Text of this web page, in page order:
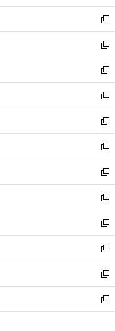
開
く
ウ
で
開
く
ン
ド
ウ
で
開
く
新
し
い
ウ
ィ
ン
ド
ウ
で
開
く
新
し
い
ウ
ィ
ン
ド
ウ
で
開
く
新
し
い
ウ
ィ
ン
ド
ウ
で
開
く
新
し
い
ウ
ィ
ン
ド
ウ
で
開
く
新
し
い
ウ
ィ
ン
ド
ウ
で
開
く
新
し
い
ウ
ィ
ン
ド
ウ
で
開
く
新
し
い
ウ
ィ
ン
ド
ウ
で
開
く
新
し
い
ウ
ィ
ン
ド
ウ
で
開
新
し
い
ウ
ィ
ン
ド
ウ
新
し
い
ウ
ィ
ン
新
し
い
ウ
新
し